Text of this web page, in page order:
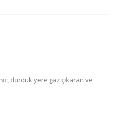
durduk yere gaz çıkaran ve